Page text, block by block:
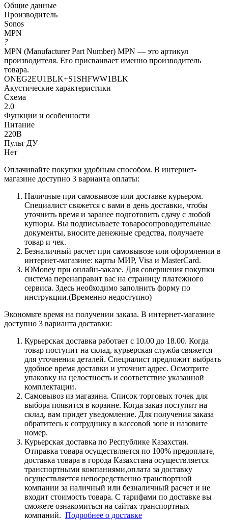
Общие данные
Производитель
Sonos
MPN
?
MPN (Manufacturer Part Number) MPN — это артикул
производителя. Его присваивает именно производитель
товара.
ONEG2EU1BLK+S1SHFWW1BLK
Акустические характеристики
Схема
2.0
Функции и особенности
Питание
220B
Пульт ДУ
Нет
Оплачивайте покупки удобным способом. В интернет-
магазине доступно 3 варианта оплаты:
Наличные при самовывозе или доставке курьером.
Специалист свяжется с вами в день доставки, чтобы
уточнить время и заранее подготовить сдачу с любой
купюры. Вы подписываете товаросопроводительные
документы, вносите денежные средства, получаете
товар и чек.
Безналичный расчет при самовывозе или оформлении в
интернет-магазине: карты МИР, Visa и MasterCard.
ЮMoney при онлайн-заказе. Для совершения покупки
система перенаправит вас на страницу платежного
сервиса. Здесь необходимо заполнить форму по
инструкции.(Временно недоступно)
Экономьте время на получении заказа. В интернет-магазине
доступно 3 варианта доставки:
Курьерская доставка работает с 10.00 до 18.00. Когда
товар поступит на склад, курьерская служба свяжется
для уточнения деталей. Специалист предложит выбрать
удобное время доставки и уточнит адрес. Осмотрите
упаковку на целостность и соответствие указанной
комплектации.
Самовывоз из магазина. Список торговых точек для
выбора появится в корзине. Когда заказ поступит на
склад, вам придет уведомление. Для получения заказа
обратитесь к сотруднику в кассовой зоне и назовите
номер.
Курьерская доставка по Республике Казахстан.
Отправка товара осуществляется по 100% предоплате,
доставка товара в города Казахстана осуществляется
транспортными компаниями,оплата за доставку
осуществляется непосредственно транспортной
компании за наличный или безналичный расчет и не
входит стоимость товара. С тарифами по доставке вы
сможете ознакомиться на сайтах транспортных
компаний. Подробнее о доставке